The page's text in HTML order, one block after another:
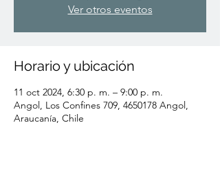
Ver otros eventos
Horario y ubicación
11 oct 2024, 6:30 p. m. – 9:00 p. m.
Angol, Los Confines 709, 4650178 Angol,
Araucanía, Chile